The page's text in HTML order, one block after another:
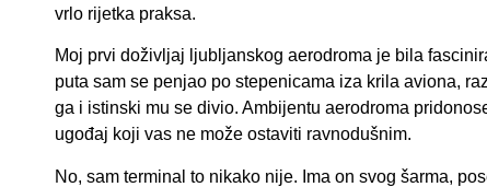
vrlo rijetka praksa.
Moj prvi doživljaj ljubljanskog aerodroma je bila
puta sam se penjao po stepenicama iza krila aviona,
ga i istinski mu se divio. Ambijentu aerodroma
ugođaj koji vas ne može ostaviti ravnodušnim.
No, sam terminal to nikako nije. Ima on svog šarma,